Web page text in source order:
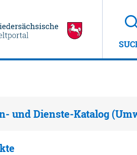
und Dienste-Katalog